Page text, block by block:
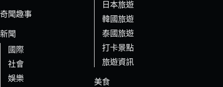
果
奇聞趣事
新聞
國際
社會
娛樂
日本旅遊
韓國旅遊
泰國旅遊
打卡景點
旅遊資訊
美食